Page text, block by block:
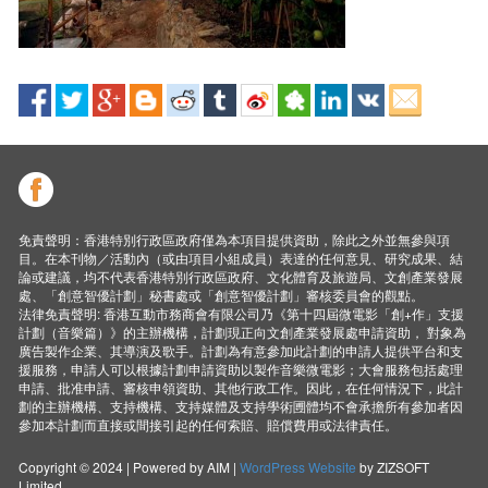
免責聲明：香港特別行政區政府僅為本項目提供資助，除此之外並無參與項
目。在本刊物／活動內（或由項目小組成員）表達的任何意見、研究成果、結
論或建議，均不代表香港特別行政區政府、文化體育及旅遊局、文創產業發展
處、「創意智優計劃」秘書處或「創意智優計劃」審核委員會的觀點。
法律免責聲明: 香港互動市務商會有限公司乃《第十四屆微電影「創+作」支援
計劃（音樂篇）》的主辦機構，計劃現正向文創產業發展處申請資助， 對象為
廣告製作企業、其導演及歌手。計劃為有意參加此計劃的申請人提供平台和支
援服務，申請人可以根據計劃申請資助以製作音樂微電影；大會服務包括處理
申請、批准申請、審核申領資助、其他行政工作。因此，在任何情況下，此計
劃的主辦機構、支持機構、支持媒體及支持學術圑體均不會承擔所有參加者因
參加本計劃而直接或間接引起的任何索賠、賠償費用或法律責任。
Copyright © 2024 | Powered by AIM |WordPress Website by ZIZSOFT